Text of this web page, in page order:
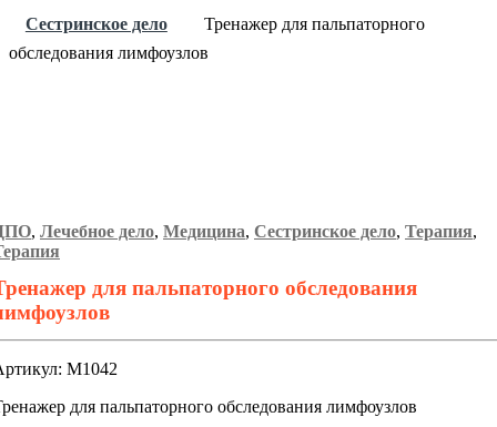
Сестринское дело
Тренажер для пальпаторного
обследования лимфоузлов
, Лечебное дело, Медицина, Сестринское дело, Терапия,
для пальпаторного обследования
М1042
для пальпаторного обследования лимфоузлов